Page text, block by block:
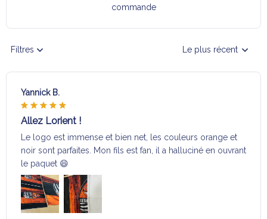
commande
Filtres Le plus récent
Yannick B.
Allez Lorient !
Le logo est immense et bien net, les couleurs orange et
noir sont parfaites. Mon fils est fan, il a halluciné en ouvrant
le paquet 😄